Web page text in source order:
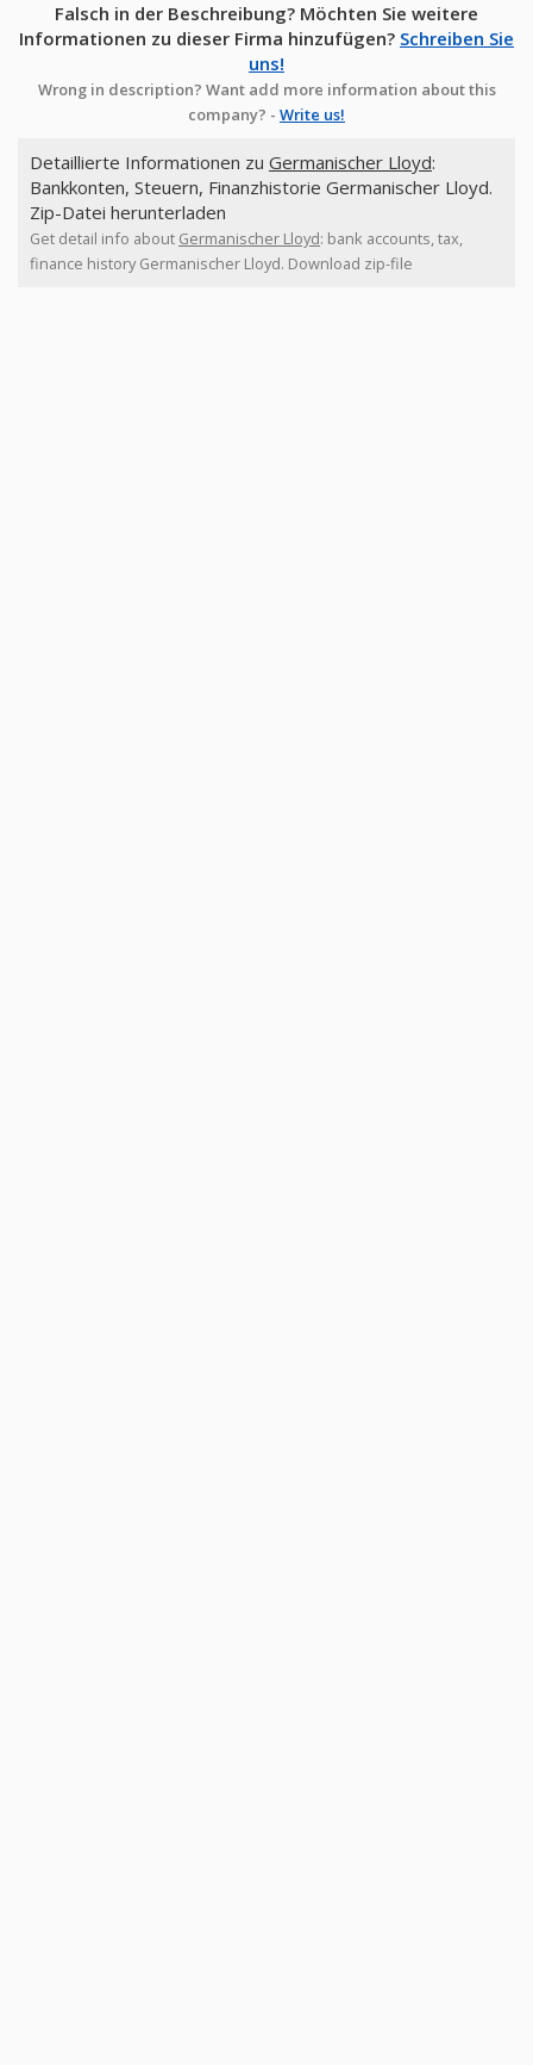
Falsch in der Beschreibung? Möchten Sie weitere
Informationen zu dieser Firma hinzufügen? Schreiben Sie
uns!
Wrong in description? Want add more information about this
company? - Write us!
Detaillierte Informationen zu Germanischer Lloyd:
Bankkonten, Steuern, Finanzhistorie Germanischer Lloyd.
Zip-Datei herunterladen
Get detail info about Germanischer Lloyd: bank accounts, tax,
finance history Germanischer Lloyd. Download zip-file